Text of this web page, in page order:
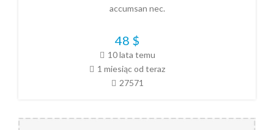
accumsan nec.
48 $
10 lata temu
1 miesiąc od teraz
27571